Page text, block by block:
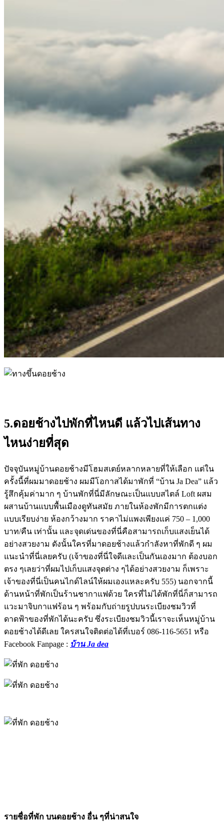
5.ดอยช้างไปพักที่ไหนดี แล้วไปเส้นทาง
ไหนง่ายที่สุด
ปัจจุบันหมู่บ้านดอยช้างมีโฮมสเตย์หลากหลายที่ให้เลือก แต่ใน
ครั้งนี้ที่ผมมาดอยช้าง ผมมีโอกาสได้มาพักที่ “บ้าน Ja Dea” แล้ว
รู้สึกคุ้มค่ามาก ๆ บ้านพักที่นี่มีลักษณะเป็นแบบสไตล์ Loft ผสม
ผสานบ้านแบบพื้นเมืองดูทันสมัย ภายในห้องพักมีการตกแต่ง
แบบเรียบง่าย ห้องกว้างมาก ราคาไม่แพงเพียงแค่ 750 – 1,000
บาท/คืน เท่านั้น และจุดเด่นของที่นี่คือสามารถเก็บแสงเย็นได้
อย่างสวยงาม ดังนั้นใครที่มาดอยช้างแล้วกำลังหาที่พักดี ๆ ผม
แนะนำที่นี่เลยครับ (เจ้าของที่นี่ใจดีและเป็นกันเองมาก ต้องบอก
ตรง ๆเลยว่าที่ผมไปเก็บแสงจุดต่าง ๆได้อย่างสวยงาม ก็เพราะ
เจ้าของที่นี่เป็นคนไกด์ไลน์ให้ผมเองแหละครับ 555) นอกจากนี้
ด้านหน้าที่พักเป็นร้านชากาแฟด้วย ใครที่ไม่ได้พักที่นี่ก็สามารถ
แวะมาจิบกาแฟร้อน ๆ พร้อมกับถ่ายรูปบนระเบียงชมวิวที่
ดาดฟ้าของที่พักได้นะครับ ซึ่งระเบียงชมวิวนี้เราจะเห็นหมู่บ้าน
ดอยช้างได้ดีเลย ใครสนใจติดต่อได้ที่เบอร์ 086-116-5651 หรือ
Facebook Fanpage : บ้าน Ja dea
รายชื่อที่พัก บนดอยช้าง อื่น ๆที่น่าสนใจ